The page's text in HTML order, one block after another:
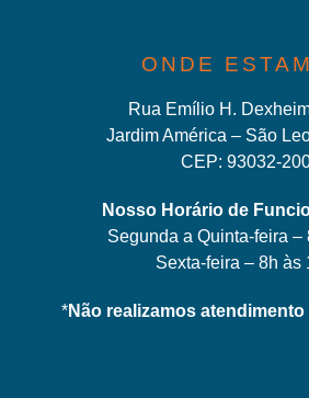
ONDE
Rua Emílio H.
Jardim América – São
CEP: 93032-
Nosso Horário de
Segunda a Quinta-feira –
Sexta-feira – 8h às
*Não realizamos